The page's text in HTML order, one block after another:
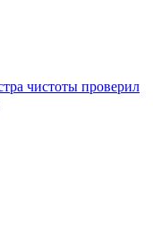
чистоты проверил